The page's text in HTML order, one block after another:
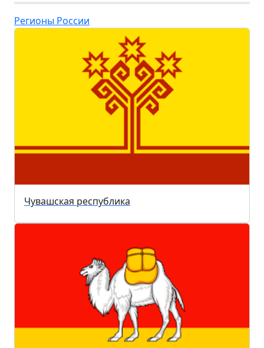
Регионы России
Чувашская республика